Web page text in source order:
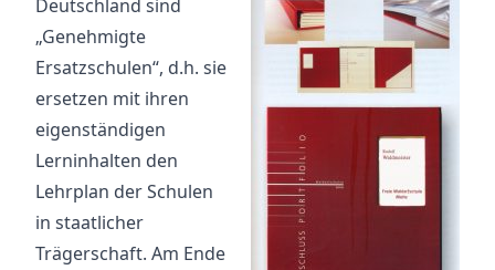
Deutschland sind
„Genehmigte
Ersatzschulen“, d.h. sie
ersetzen mit ihren
eigenständigen
Lerninhalten den
Lehrplan der Schulen
in staatlicher
Trägerschaft. Am Ende